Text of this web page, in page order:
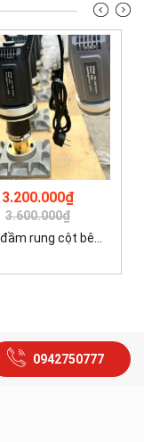
3.200.000₫
3.600.000₫
rung cột bê...
0942750777